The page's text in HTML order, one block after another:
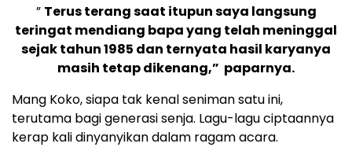
” Terus terang saat itupun saya langsung
teringat mendiang bapa yang telah meninggal
sejak tahun 1985 dan ternyata hasil karyanya
masih tetap dikenang,” paparnya.
Mang Koko, siapa tak kenal seniman satu ini,
terutama bagi generasi senja. Lagu-lagu ciptaannya
kerap kali dinyanyikan dalam ragam acara.